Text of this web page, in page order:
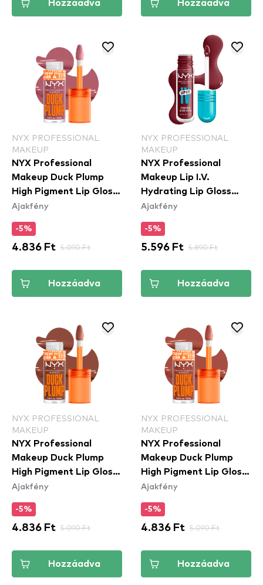
Hozzáadva Hozzáadva
NYX PROFESSIONAL
MAKEUP
NYX Professional
Makeup Duck Plump
High Pigment Lip Gloss
- Lilac On Lock
Ajakfény
-5%
4.836 Ft 5.090 Ft
Hozzáadva
NYX PROFESSIONAL
MAKEUP
NYX Professional
Makeup Lip I.V.
Hydrating Lip Gloss
Stain - 08 Drippin In
Ajakfény
-5%
5.596 Ft 5.890 Ft
Hozzáadva
NYX PROFESSIONAL
MAKEUP
NYX Professional
Makeup Duck Plump
High Pigment Lip Gloss
- Mocha Me Crazy
Ajakfény
-5%
4.836 Ft 5.090 Ft
Hozzáadva
NYX PROFESSIONAL
MAKEUP
NYX Professional
Makeup Duck Plump
High Pigment Lip Gloss
- Brown Of Applause
Ajakfény
-5%
4.836 Ft 5.090 Ft
Hozzáadva